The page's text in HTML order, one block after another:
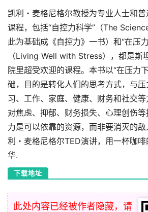
凯利・麦格尼格尔教授为专业人士和
课程，包括“自控力科学”（The
此为基础成《自控力》一书）和“在压
（Living Well with Stress），都是斯
院里超受欢迎的课程。本书以“在压力
础，目的是转化人们的思考方式，与
习、工作、家庭、健康、财务和社交
对焦虑、抑郁、财务损失、心理创伤
力是可以依靠的资源，而非要消灭的
利・麦格尼格尔TED演讲，用一杯咖
华.
下载地址
此处内容已经被作者隐藏，请